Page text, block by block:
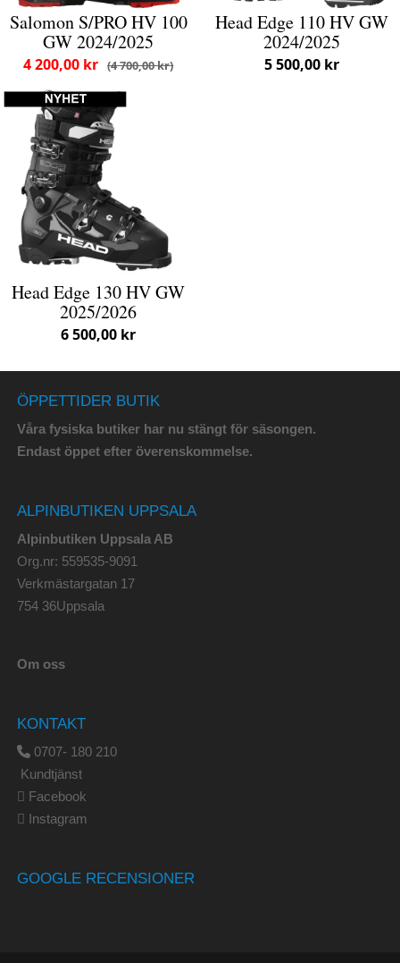
Salomon S/PRO HV 100
GW 2024/2025
4 700,00 kr
4 200,00 kr
Head Edge 110 HV GW
2024/2025
5 500,00 kr
Head Edge 130 HV GW
2025/2026
6 500,00 kr
ÖPPETTIDER BUTIK
Våra fysiska butiker har nu stängt för säsongen.
Endast öppet efter överenskommelse.
ALPINBUTIKEN UPPSALA
Alpinbutiken Uppsala AB
Org.nr: 559535-9091
Verkmästargatan 17
754 36Uppsala
Om oss
KONTAKT
0707- 180 210
Kundtjänst
Facebook
Instagram
GOOGLE RECENSIONER